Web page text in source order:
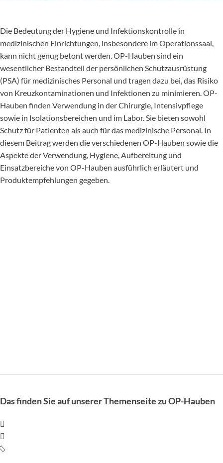
Die Bedeutung der Hygiene und Infektionskontrolle in
medizinischen Einrichtungen, insbesondere im Operationssaal,
kann nicht genug betont werden. OP-Hauben sind ein
wesentlicher Bestandteil der persönlichen Schutzausrüstung
(PSA) für medizinisches Personal und tragen dazu bei, das Risiko
von Kreuzkontaminationen und Infektionen zu minimieren. OP-
Hauben finden Verwendung in der Chirurgie, Intensivpflege
sowie in Isolationsbereichen und im Labor. Sie bieten sowohl
Schutz für Patienten als auch für das medizinische Personal. In
diesem Beitrag werden die verschiedenen OP-Hauben sowie die
Aspekte der Verwendung, Hygiene, Aufbereitung und
Einsatzbereiche von OP-Hauben ausführlich erläutert und
Produktempfehlungen gegeben.
Das finden Sie auf unserer Themenseite zu OP-Hauben